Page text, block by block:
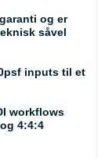
og er
såvel
inputs til et
workflows
4:4:4